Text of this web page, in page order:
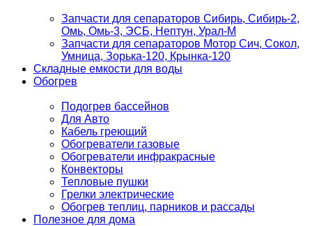
Запчасти для сепараторов Сибирь, Сибирь-2,
Омь, Омь-3, ЭСБ, Нептун, Урал-М
Запчасти для сепараторов Мотор Сич, Сокол,
Умница, Зорька-120, Крынка-120
Складные емкости для воды
Обогрев
Подогрев бассейнов
Для Авто
Кабель греющий
Обогреватели газовые
Обогреватели инфракрасные
Конвекторы
Тепловые пушки
Грелки электрические
Обогрев теплиц, парников и рассады
Полезное для дома